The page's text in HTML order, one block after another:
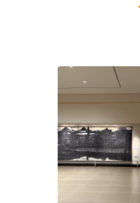
いろり端
特集「一隅を照らす
探訪「1200年の魅
日本文化を探る